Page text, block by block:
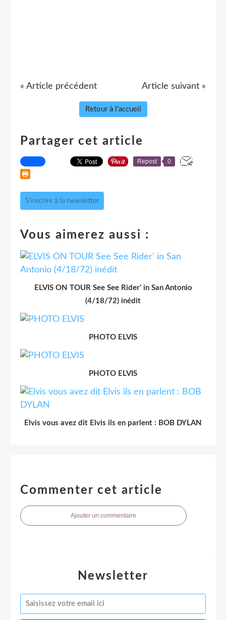
« Article précédent Article suivant »
Retour à l'accueil
Partager cet article
Repost 0
S'inscrire à la newsletter
Vous aimerez aussi :
ELVIS ON TOUR See See Rider' in San Antonio
(4/18/72) inédit
PHOTO ELVIS
PHOTO ELVIS
Elvis vous avez dit Elvis ils en parlent : BOB DYLAN
Commenter cet article
Ajouter un commentaire
Newsletter